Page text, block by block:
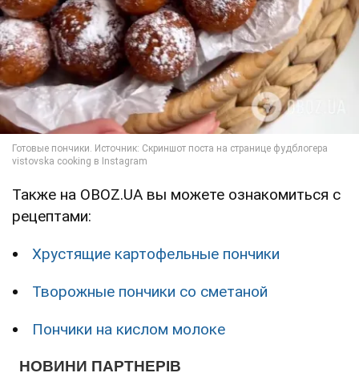
Также на OBOZ.UA вы можете ознакомиться с
рецептами:
Хрустящие картофельные пончики
Творожные пончики со сметаной
Пончики на кислом молоке